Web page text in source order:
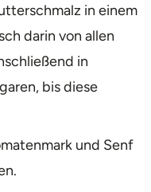
in einem
darin von allen
in
bis diese
und Senf